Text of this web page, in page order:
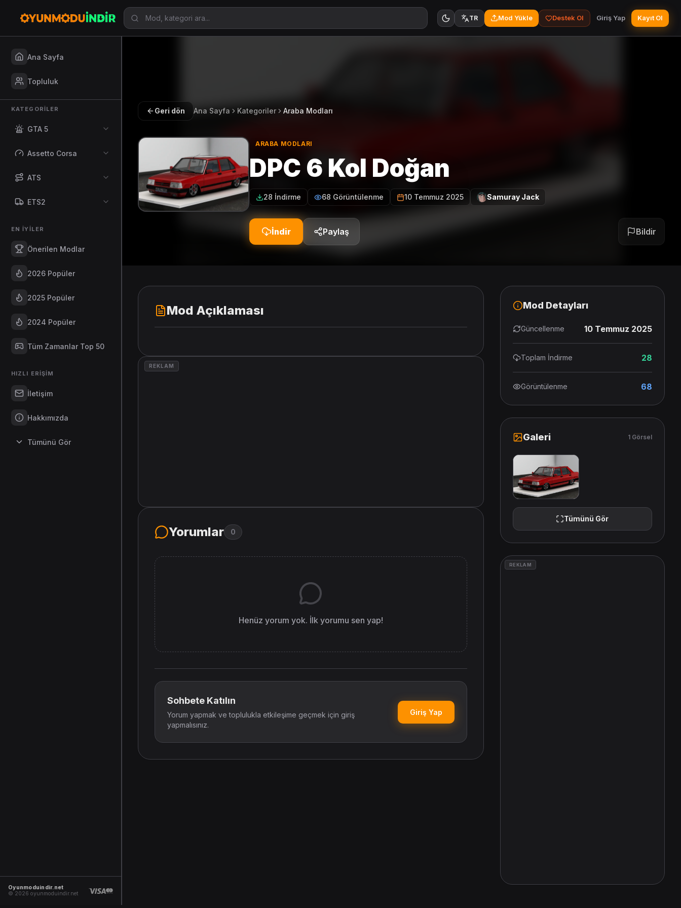
TR Mod Yükle Destek Ol Giriş Yap Kayıt Ol
Ana Sayfa
Topluluk
KATEGORILER
GTA 5
Assetto Corsa
ATS
ETS2
EN İYILER
Önerilen Modlar
2026 Popüler
2025 Popüler
2024 Popüler
Tüm Zamanlar Top 50
HIZLI ERIŞIM
İletişim
Hakkımızda
Tümünü Gör
Oyunmoduindir.net
© 2026 oyunmoduindir.net
Geri dön Ana Sayfa Kategoriler Araba Modları
ARABA MODLARI
DPC 6 Kol Doğan
28 İndirme 68 Görüntülenme 10 Temmuz 2025 Samuray Jack
İndir Paylaş Bildir
Mod Açıklaması
REKLAM
Yorumlar 0
Henüz yorum yok. İlk yorumu sen yap!
Sohbete Katılın
Yorum yapmak ve toplulukla etkileşime geçmek için giriş
yapmalısınız.
Giriş Yap
Mod Detayları
Güncellenme 10 Temmuz 2025
Toplam İndirme 28
Görüntülenme 68
Galeri 1 Görsel
Tümünü Gör
REKLAM